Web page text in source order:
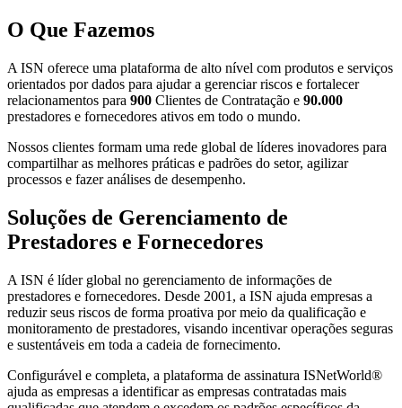
O Que Fazemos
A ISN oferece uma plataforma de alto nível com produtos e serviços
orientados por dados para ajudar a gerenciar riscos e fortalecer
relacionamentos para 900 Clientes de Contratação e 90.000
prestadores e fornecedores ativos em todo o mundo.
Nossos clientes formam uma rede global de líderes inovadores para
compartilhar as melhores práticas e padrões do setor, agilizar
processos e fazer análises de desempenho.
Soluções de Gerenciamento de
Prestadores e Fornecedores
A ISN é líder global no gerenciamento de informações de
prestadores e fornecedores. Desde 2001, a ISN ajuda empresas a
reduzir seus riscos de forma proativa por meio da qualificação e
monitoramento de prestadores, visando incentivar operações seguras
e sustentáveis em toda a cadeia de fornecimento.
​Configurável e completa, a plataforma de assinatura ISNetWorld®
ajuda as empresas a identificar as empresas contratadas mais